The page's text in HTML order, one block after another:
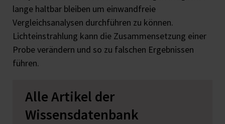
lange haltbar bleiben um einwandfreie
Vergleichsanalysen durchführen zu können.
Lichteinstrahlung kann die Zusammensetzung einer
Probe verändern und so zu falschen Ergebnissen
führen.
Alle Artikel der
Wissensdatenbank